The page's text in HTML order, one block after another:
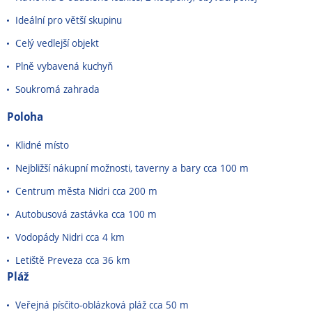
Ideální pro větší skupinu
Celý vedlejší objekt
Plně vybavená kuchyň
Soukromá zahrada
Poloha
Klidné místo
Nejbližší nákupní možnosti, taverny a bary cca 100 m
Centrum města Nidri cca 200 m
Autobusová zastávka cca 100 m
Vodopády Nidri cca 4 km
Letiště Preveza cca 36 km
Pláž
Veřejná písčito-oblázková pláž cca 50 m